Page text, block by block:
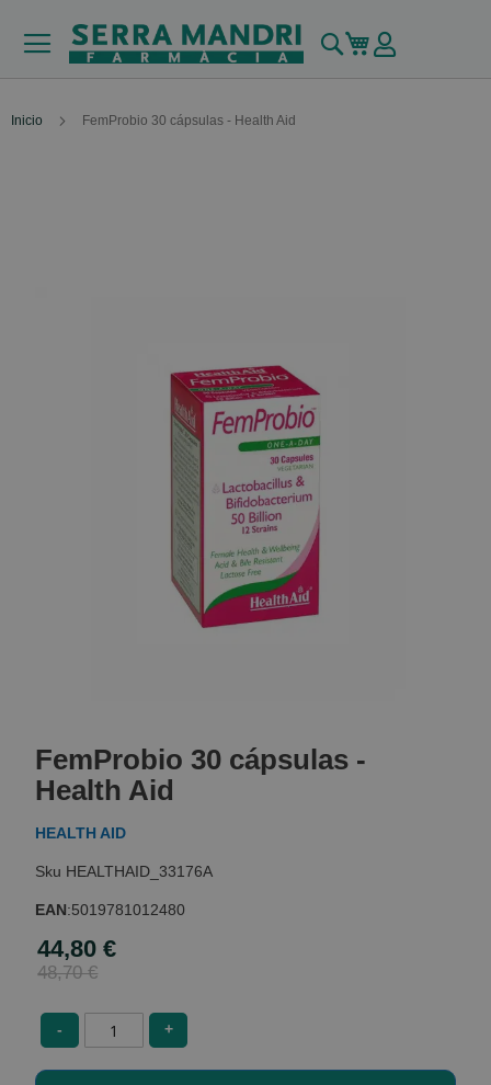
Buscar
Mi carrito
Inicio FemProbio 30 cápsulas - Health Aid
the
beginning
of
the
gallery
FemProbio 30 cápsulas -
Health Aid
HEALTH AID
HEALTHAID_33176A
EAN:5019781012480
Special
Price
44,80 €
48,70 €
- +